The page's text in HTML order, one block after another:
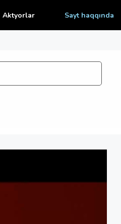
Aktyorlar Sayt haqqında